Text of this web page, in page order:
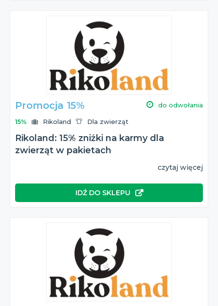
Promocja 15% do odwołania
15% Rikoland Dla zwierząt
Rikoland: 15% zniżki na karmy dla
zwierząt w pakietach
czytaj więcej
IDŹ DO SKLEPU